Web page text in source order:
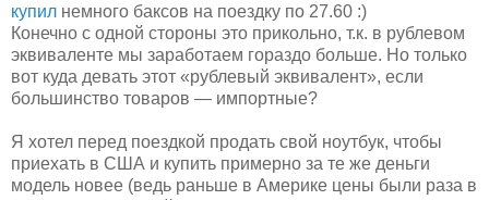
купил немного баксов на поездку по 27.60 :)
Конечно с одной стороны это прикольно, т.к. в рублевом
эквиваленте мы заработаем гораздо больше. Но только
вот куда девать этот «рублевый эквивалент», если
большинство товаров — импортные?
Я хотел перед поездкой продать свой ноутбук, чтобы
приехать в США и купить примерно за те же деньги
модель новее (ведь раньше в Америке цены были раза в